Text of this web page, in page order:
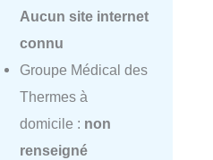
Aucun site internet
connu
Groupe Médical des
Thermes à
domicile : non
renseigné